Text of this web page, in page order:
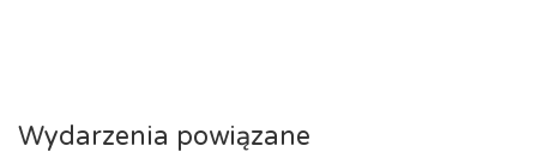
Wydarzenia powiązane